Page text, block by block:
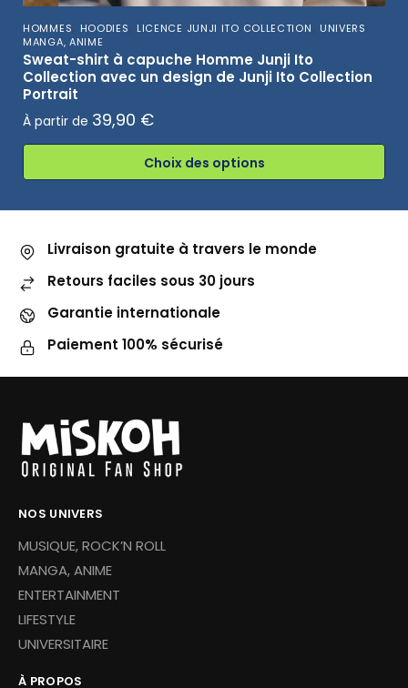
HOMMES, HOODIES, LICENCE JUNJI ITO COLLECTION, UNIVERS
MANGA, ANIME
Sweat-shirt à capuche Homme Junji Ito
Collection avec un design de Junji Ito Collection
Portrait
À partir de 39,90 €
Choix des options
Livraison gratuite à travers le monde
Retours faciles sous 30 jours
Garantie internationale
Paiement 100% sécurisé
NOS UNIVERS
MUSIQUE, ROCK’N ROLL
MANGA, ANIME
ENTERTAINMENT
LIFESTYLE
UNIVERSITAIRE
À PROPOS